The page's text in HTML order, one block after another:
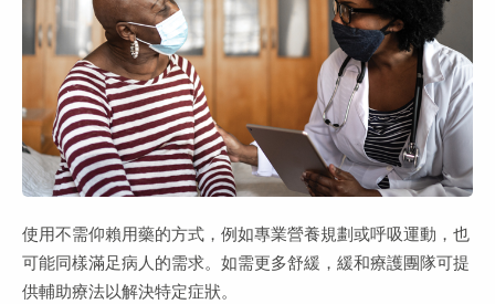
使用不需仰賴用藥的方式，例如專業營養規劃或呼吸運動，也
可能同樣滿足病人的需求。如需更多舒緩，緩和療護團隊可提
供輔助療法以解決特定症狀。